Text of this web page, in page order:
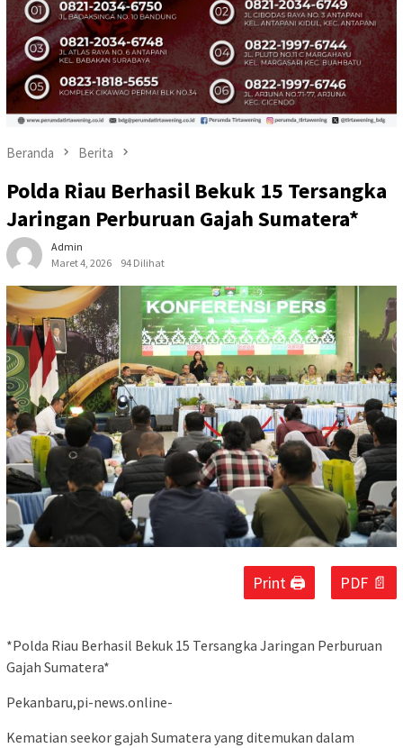
Beranda Berita
Polda Riau Berhasil Bekuk 15 Tersangka
Jaringan Perburuan Gajah Sumatera*
Admin
Maret 4, 2026
94 Dilihat
Print 🖨 PDF 📄
*Polda Riau Berhasil Bekuk 15 Tersangka Jaringan Perburuan
Gajah Sumatera*
Pekanbaru,pi-news.online-
Kematian seekor gajah Sumatera yang ditemukan dalam